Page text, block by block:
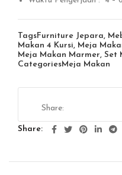
TagsFurniture Jepara,
Makan 4 Kursi, Meja
Meja Makan Marmer, Set
CategoriesMeja Makan
Share